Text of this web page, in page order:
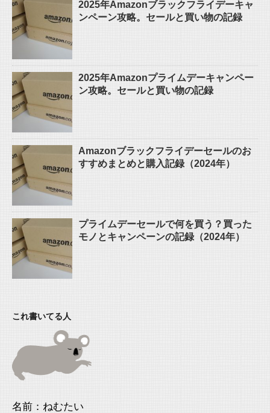
2025年Amazonブラックフライデーキャ
ンペーン攻略。セールと買い物の記録
2025年Amazonプライムデーキャンペー
ン攻略。セールと買い物の記録
Amazonブラックフライデーセールのお
すすめまとめと購入記録（2024年）
プライムデーセールで何を買う？買った
モノとキャンペーンの記録（2024年）
これ書いてる人
名前：ねむたい